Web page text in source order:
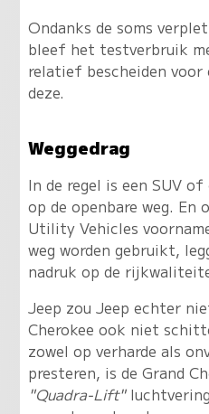
Ondanks de soms
bleef het testverbruik
relatief bescheiden
deze.
Weggedrag
In de regel is een SUV
op de openbare weg. En
Utility Vehicles
weg worden gebruikt,
nadruk op de
Jeep zou Jeep echter
Cherokee ook niet
zowel op verharde als
presteren, is de Grand
"Quadra-Lift"